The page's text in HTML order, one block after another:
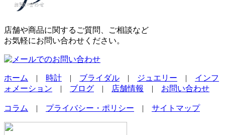
店舗や商品に関するご質問、ご相談など
お気軽にお問い合わせください。
ホーム | 時計 | ブライダル | ジュエリー | インフ
ォメーション | ブログ | 店舗情報 | お問い合わせ
コラム | プライバシー・ポリシー | サイトマップ